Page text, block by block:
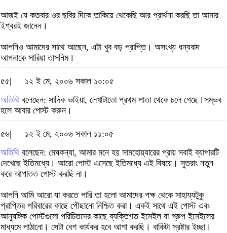
আজই যে কতবার ওর ছবির দিকে তাকিয়ে থেকেছি আর প্রার্থনা করছি তা আমার
ইশ্বরই জানেন।
আপনিও আমাদের সাথে আছেন, এটা খুব বড় প্রাপ্তি। অসংখ্য ধন্যবাদ
আপনাকে সারিয়া তাসনিম।
৫৫|
১২ ই মে, ২০০৬ সকাল ১০:০৫
অতিথি বলেছেন: সাদিক ভাইয়া, লেখাটাতো প্রথম পাতা থেকে চলে গেছে।সম্ভব
হলে আবার পোস্ট করুন।
৫৬|
১২ ই মে, ২০০৬ সকাল ১১:০৫
অতিথি বলেছেন: মেঘকন্যা, আমার মনে হয় সামহোয়্যারের প্রায় সবাই ব্যাপারটি
দেখেছে ইতিমধ্যে। আরো পোস্ট এসেছে ইতিমধ্যে এই বিষয়ে। সুতরাং নতুন
করে আপাতত পোস্ট করছি না।
আপনি আমি আরো যা করতে পারি তা হলো আমাদের পক্ষ থেকে সাহায্যটুকু
প্রাপ্তির পরিবারের কাছে পৌছানো নিশ্চিত করা। একই সাথে এই পোস্ট এবং
আনুষঙ্গিক পোস্টগুলো পরিচিতদের কাছে ব্যক্তিগত ইমেইল বা গ্রুপ ইমেইলের
মাধ্যমে পাঠানো। সেটা বেশ কার্যকর হবে আশা করছি। বাকিটা স্রষ্টার ইচ্ছা।